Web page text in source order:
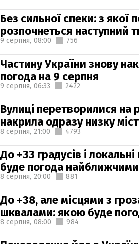
Без сильної спеки: з якої
розпочнеться наступний
9 серпня, 08:00 756
Частину України знову
погода на 9 серпня
9 серпня, 06:33 2422
Вулиці перетворилися на
накрила одразу низку міст
8 серпня, 21:00 4793
До +33 градусів і
буде погода
8 серпня, 20:00 881
До +38, але місцями з
шквалами: якою буде
8 серпня, 08:00 984